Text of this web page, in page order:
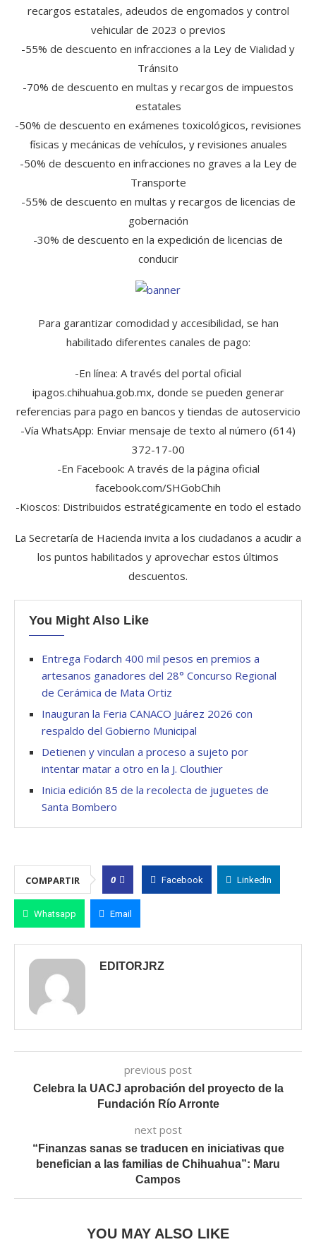
recargos estatales, adeudos de engomados y control
vehicular de 2023 o previos
-55% de descuento en infracciones a la Ley de Vialidad y
Tránsito
-70% de descuento en multas y recargos de impuestos
estatales
-50% de descuento en exámenes toxicológicos, revisiones
físicas y mecánicas de vehículos, y revisiones anuales
-50% de descuento en infracciones no graves a la Ley de
Transporte
-55% de descuento en multas y recargos de licencias de
gobernación
-30% de descuento en la expedición de licencias de
conducir
Para garantizar comodidad y accesibilidad, se han
habilitado diferentes canales de pago:
-En línea: A través del portal oficial
ipagos.chihuahua.gob.mx, donde se pueden generar
referencias para pago en bancos y tiendas de autoservicio
-Vía WhatsApp: Enviar mensaje de texto al número (614)
372-17-00
-En Facebook: A través de la página oficial
facebook.com/SHGobChih
-Kioscos: Distribuidos estratégicamente en todo el estado
La Secretaría de Hacienda invita a los ciudadanos a acudir a
los puntos habilitados y aprovechar estos últimos
descuentos.
You Might Also Like
Entrega Fodarch 400 mil pesos en premios a
artesanos ganadores del 28° Concurso Regional
de Cerámica de Mata Ortiz
Inauguran la Feria CANACO Juárez 2026 con
respaldo del Gobierno Municipal
Detienen y vinculan a proceso a sujeto por
intentar matar a otro en la J. Clouthier
Inicia edición 85 de la recolecta de juguetes de
Santa Bombero
COMPARTIR 0 Facebook Linkedin
Whatsapp Email
EDITORJRZ
previous post
Celebra la UACJ aprobación del proyecto de la
Fundación Río Arronte
next post
“Finanzas sanas se traducen en iniciativas que
benefician a las familias de Chihuahua”: Maru
Campos
YOU MAY ALSO LIKE